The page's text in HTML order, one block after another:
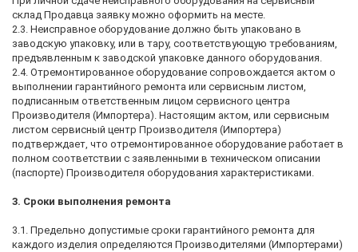
склад Продавца заявку можно оформить на месте.
2.3. Неисправное оборудование должно быть упаковано в
заводскую упаковку, или в тару, соответствующую требованиям,
предъявленным к заводской упаковке данного оборудования.
2.4. Отремонтированное оборудование сопровождается актом о
выполнении гарантийного ремонта или сервисным листом,
подписанным ответственным лицом сервисного центра
Производителя (Импортера). Настоящим актом, или сервисным
листом сервисный центр Производителя (Импортера)
подтверждает, что отремонтированное оборудование работает в
полном соответствии с заявленными в техническом описании
(паспорте) Производителя оборудования характеристиками.
3. Сроки выполнения ремонта
3.1. Предельно допустимые сроки гарантийного ремонта для
каждого изделия определяются Производителями (Импортерами)